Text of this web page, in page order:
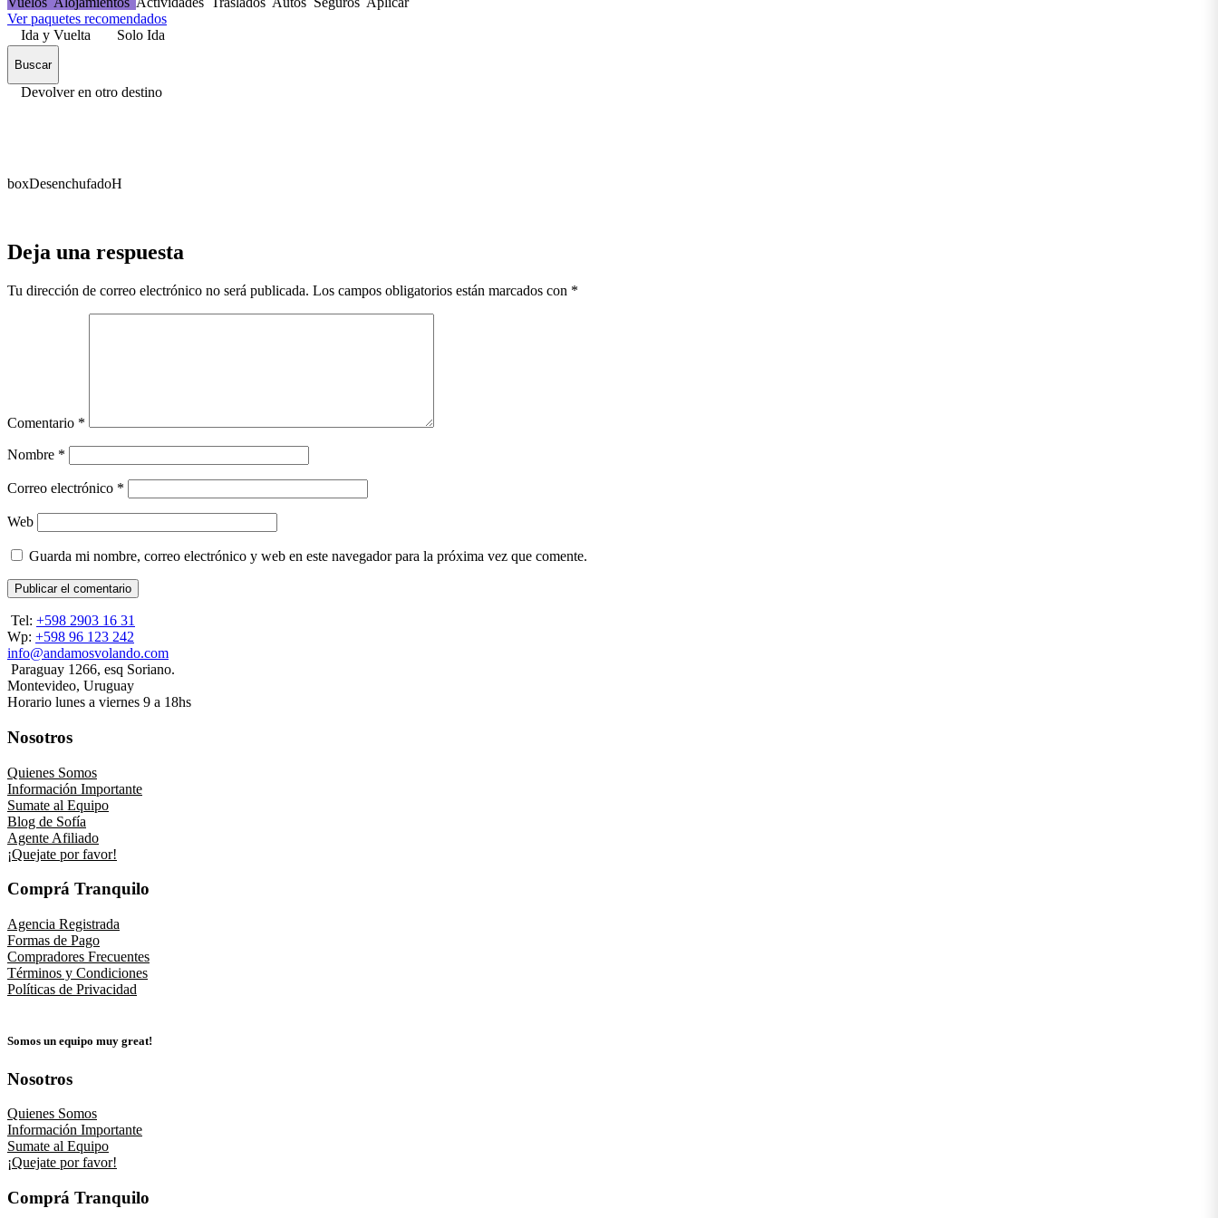
Ver paquetes recomendados
Ida y Vuelta
Solo Ida
Buscar
Devolver en otro destino
boxDesenchufadoH
Deja una respuesta
Tu dirección de correo electrónico no será publicada. Los campos obligatorios están marcados con *
Comentario *
Nombre *
Correo electrónico *
Web
Guarda mi nombre, correo electrónico y web en este navegador para la próxima vez que comente.
Tel: +598 2903 16 31
Wp: +598 96 123 242
info@andamosvolando.com
Paraguay 1266, esq Soriano.
Montevideo, Uruguay
Horario lunes a viernes 9 a 18hs
Nosotros
Quienes Somos
Información Importante
Sumate al Equipo
Blog de Sofía
Agente Afiliado
¡Quejate por favor!
Comprá Tranquilo
Agencia Registrada
Formas de Pago
Compradores Frecuentes
Términos y Condiciones
Políticas de Privacidad
Somos un equipo muy great!
Nosotros
Quienes Somos
Información Importante
Sumate al Equipo
¡Quejate por favor!
Comprá Tranquilo